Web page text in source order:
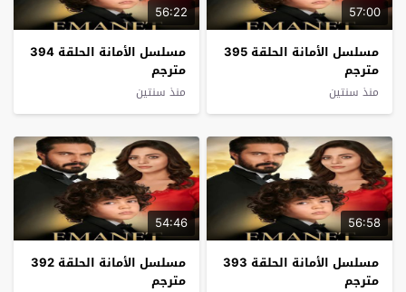
57:00
مسلسل الأمانة الحلقة 395
مترجم
منذ سنتين
56:22
مسلسل الأمانة الحلقة 394
مترجم
منذ سنتين
56:58
مسلسل الأمانة الحلقة 393
مترجم
54:46
مسلسل الأمانة الحلقة 392
مترجم